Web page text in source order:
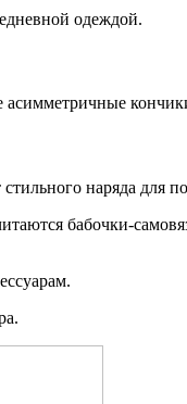
одеждой.
асимметричные
наряда для
бабочки-